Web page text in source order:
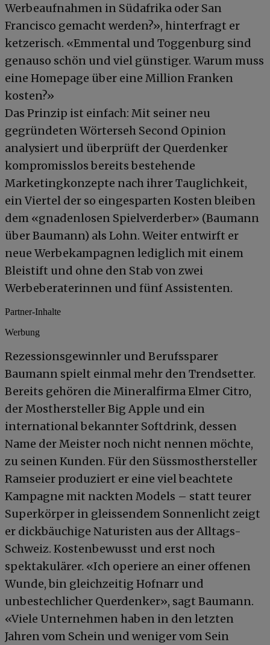
Werbeaufnahmen in Südafrika oder San
Francisco gemacht werden?», hinterfragt er
ketzerisch. «Emmental und Toggenburg sind
genauso schön und viel günstiger. Warum muss
eine Homepage über eine Million Franken
kosten?»
Das Prinzip ist einfach: Mit seiner neu
gegründeten Wörterseh Second Opinion
analysiert und überprüft der Querdenker
kompromisslos bereits bestehende
Marketingkonzepte nach ihrer Tauglichkeit,
ein Viertel der so eingesparten Kosten bleiben
dem «gnadenlosen Spielverderber» (Baumann
über Baumann) als Lohn. Weiter entwirft er
neue Werbekampagnen lediglich mit einem
Bleistift und ohne den Stab von zwei
Werbeberaterinnen und fünf Assistenten.
Partner-Inhalte
Werbung
Rezessionsgewinnler und Berufssparer
Baumann spielt einmal mehr den Trendsetter.
Bereits gehören die Mineralfirma Elmer Citro,
der Mosthersteller Big Apple und ein
international bekannter Softdrink, dessen
Name der Meister noch nicht nennen möchte,
zu seinen Kunden. Für den Süssmosthersteller
Ramseier produziert er eine viel beachtete
Kampagne mit nackten Models – statt teurer
Superkörper in gleissendem Sonnenlicht zeigt
er dickbäuchige Naturisten aus der Alltags-
Schweiz. Kostenbewusst und erst noch
spektakulärer. «Ich operiere an einer offenen
Wunde, bin gleichzeitig Hofnarr und
unbestechlicher Querdenker», sagt Baumann.
«Viele Unternehmen haben in den letzten
Jahren vom Schein und weniger vom Sein